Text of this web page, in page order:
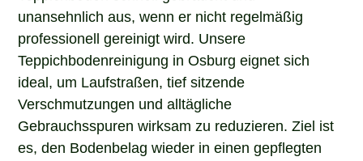
unansehnlich aus, wenn er nicht regelmäßig
professionell gereinigt wird. Unsere
Teppichbodenreinigung in Osburg eignet sich
ideal, um Laufstraßen, tief sitzende
Verschmutzungen und alltägliche
Gebrauchsspuren wirksam zu reduzieren. Ziel ist
es, den Bodenbelag wieder in einen gepflegten